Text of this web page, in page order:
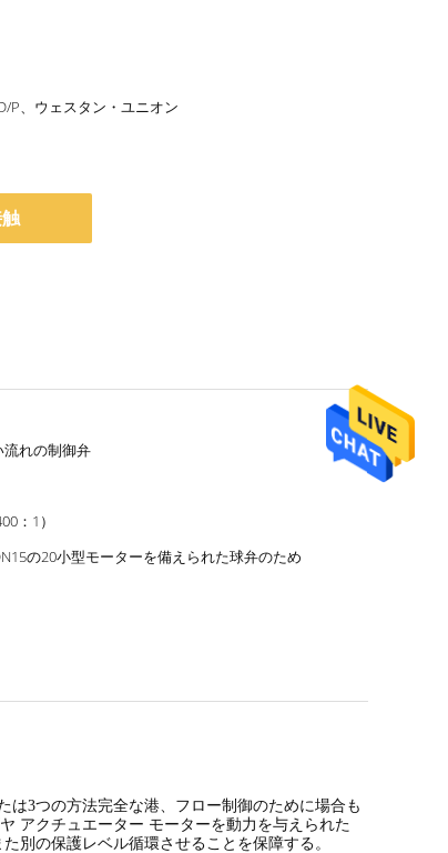
P、ウェスタン・ユニオン
れの制御弁
：1）
の20小型モーターを備えられた球弁のため
3つの方法完全な港、フロー制御のために場合も
アクチュエーター モーターを動力を与えられた
別の保護レベル循環させることを保障する。